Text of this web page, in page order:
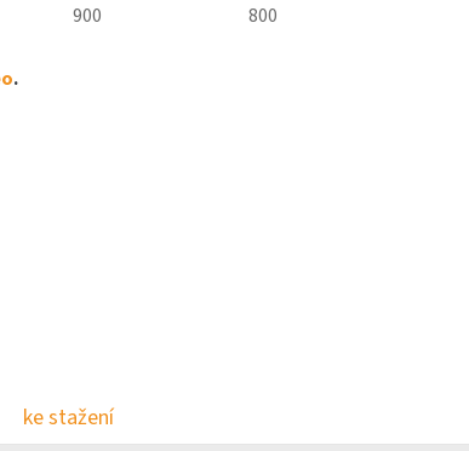
900 800
.
ke stažení